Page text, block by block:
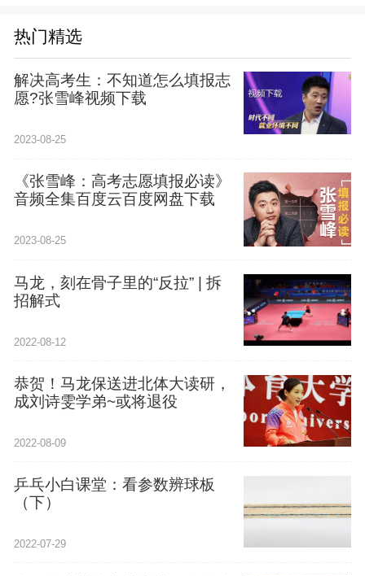
热门精选
解决高考生：不知道怎么填报志
愿?张雪峰视频下载
2023-08-25
《张雪峰：高考志愿填报必读》
音频全集百度云百度网盘下载
2023-08-25
马龙，刻在骨子里的“反拉” | 拆
招解式
2022-08-12
恭贺！马龙保送进北体大读研，
成刘诗雯学弟~或将退役
2022-08-09
乒乓小白课堂：看参数辨球板
（下）
2022-07-29